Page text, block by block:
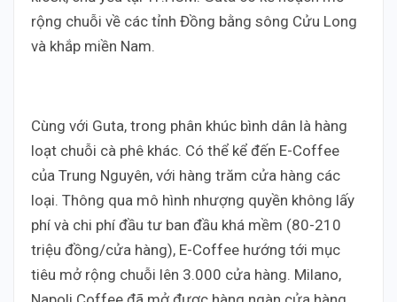
rộng chuỗi về các tỉnh Đồng bằng sông Cửu Long
và khắp miền Nam.
Cùng với Guta, trong phân khúc bình dân là hàng
loạt chuỗi cà phê khác. Có thể kể đến E-Coffee
của Trung Nguyên, với hàng trăm cửa hàng các
loại. Thông qua mô hình nhượng quyền không lấy
phí và chi phí đầu tư ban đầu khá mềm (80-210
triệu đồng/cửa hàng), E-Coffee hướng tới mục
tiêu mở rộng chuỗi lên 3.000 cửa hàng. Milano,